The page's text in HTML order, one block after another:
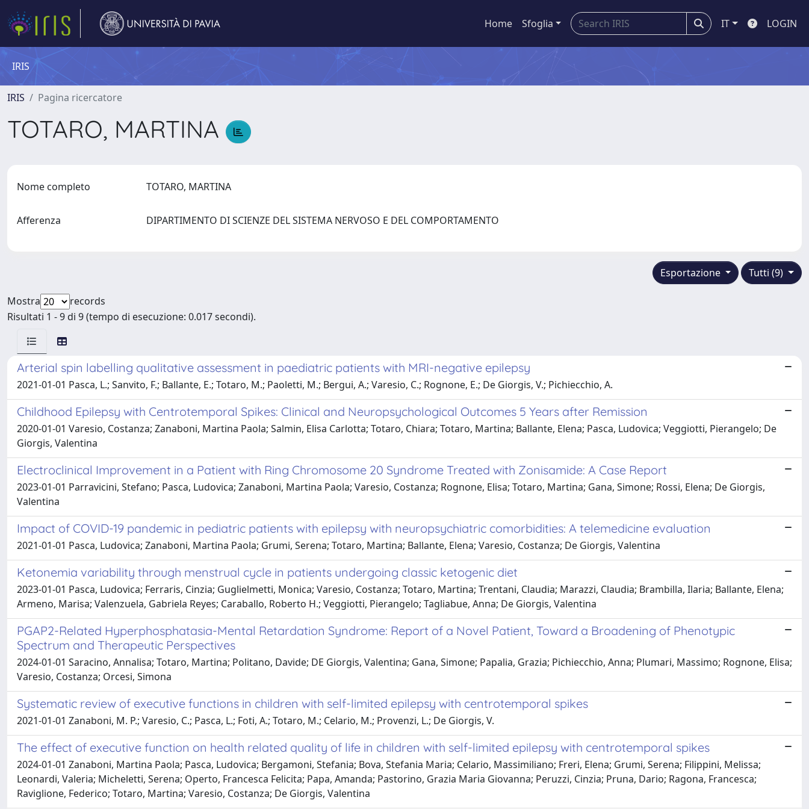
Home Sfoglia IT LOGIN
IRIS
IRIS Pagina ricercatore
TOTARO, MARTINA
Nome completo TOTARO, MARTINA
Afferenza DIPARTIMENTO DI SCIENZE DEL SISTEMA NERVOSO E DEL COMPORTAMENTO
Tutti (9)
Esportazione
Mostra
records
Risultati 1 - 9 di 9 (tempo di esecuzione: 0.017 secondi).
Arterial spin labelling qualitative assessment in paediatric patients with MRI-negative epilepsy
2021-01-01 Pasca, L.; Sanvito, F.; Ballante, E.; Totaro, M.; Paoletti, M.; Bergui, A.; Varesio, C.; Rognone, E.; De Giorgis, V.; Pichiecchio, A.
Childhood Epilepsy with Centrotemporal Spikes: Clinical and Neuropsychological Outcomes 5 Years after Remission
2020-01-01 Varesio, Costanza; Zanaboni, Martina Paola; Salmin, Elisa Carlotta; Totaro, Chiara; Totaro, Martina; Ballante, Elena; Pasca, Ludovica; Veggiotti, Pierangelo; De
Giorgis, Valentina
Electroclinical Improvement in a Patient with Ring Chromosome 20 Syndrome Treated with Zonisamide: A Case Report
2023-01-01 Parravicini, Stefano; Pasca, Ludovica; Zanaboni, Martina Paola; Varesio, Costanza; Rognone, Elisa; Totaro, Martina; Gana, Simone; Rossi, Elena; De Giorgis,
Valentina
Impact of COVID-19 pandemic in pediatric patients with epilepsy with neuropsychiatric comorbidities: A telemedicine evaluation
2021-01-01 Pasca, Ludovica; Zanaboni, Martina Paola; Grumi, Serena; Totaro, Martina; Ballante, Elena; Varesio, Costanza; De Giorgis, Valentina
Ketonemia variability through menstrual cycle in patients undergoing classic ketogenic diet
2023-01-01 Pasca, Ludovica; Ferraris, Cinzia; Guglielmetti, Monica; Varesio, Costanza; Totaro, Martina; Trentani, Claudia; Marazzi, Claudia; Brambilla, Ilaria; Ballante, Elena;
Armeno, Marisa; Valenzuela, Gabriela Reyes; Caraballo, Roberto H.; Veggiotti, Pierangelo; Tagliabue, Anna; De Giorgis, Valentina
PGAP2-Related Hyperphosphatasia-Mental Retardation Syndrome: Report of a Novel Patient, Toward a Broadening of Phenotypic
Spectrum and Therapeutic Perspectives
2024-01-01 Saracino, Annalisa; Totaro, Martina; Politano, Davide; DE Giorgis, Valentina; Gana, Simone; Papalia, Grazia; Pichiecchio, Anna; Plumari, Massimo; Rognone, Elisa;
Varesio, Costanza; Orcesi, Simona
Systematic review of executive functions in children with self-limited epilepsy with centrotemporal spikes
2021-01-01 Zanaboni, M. P.; Varesio, C.; Pasca, L.; Foti, A.; Totaro, M.; Celario, M.; Provenzi, L.; De Giorgis, V.
The effect of executive function on health related quality of life in children with self-limited epilepsy with centrotemporal spikes
2024-01-01 Zanaboni, Martina Paola; Pasca, Ludovica; Bergamoni, Stefania; Bova, Stefania Maria; Celario, Massimiliano; Freri, Elena; Grumi, Serena; Filippini, Melissa;
Leonardi, Valeria; Micheletti, Serena; Operto, Francesca Felicita; Papa, Amanda; Pastorino, Grazia Maria Giovanna; Peruzzi, Cinzia; Pruna, Dario; Ragona, Francesca;
Raviglione, Federico; Totaro, Martina; Varesio, Costanza; De Giorgis, Valentina